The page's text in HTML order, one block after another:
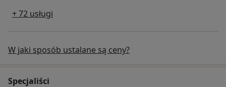
+ 72 usługi
W jaki sposób ustalane są ceny?
Specjaliści